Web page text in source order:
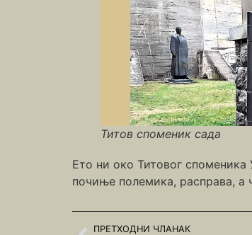
Титов споменик сада
Ето ни око Титовог споменика
почиње полемика, расправа, а
ПРЕТХОДНИ ЧЛАНАК